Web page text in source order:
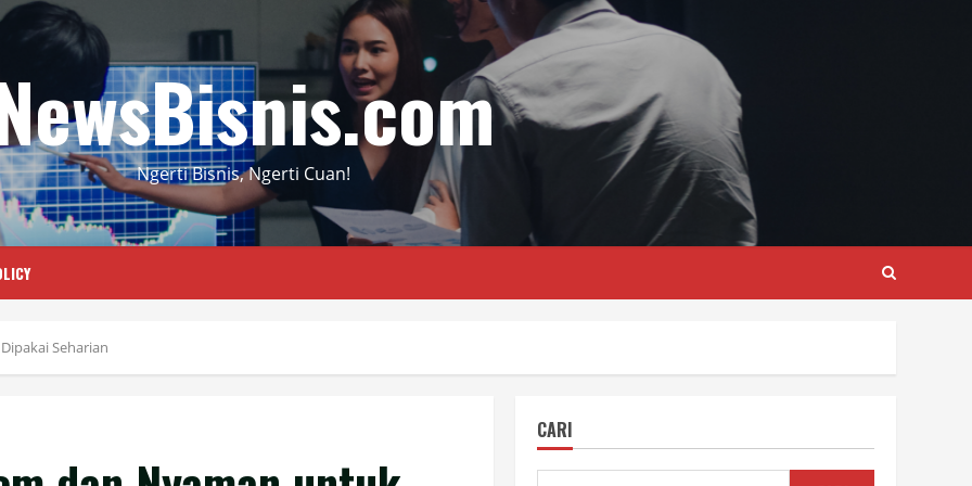
Ngerti Bisnis, Ngerti Cuan!
Seharian
CARI